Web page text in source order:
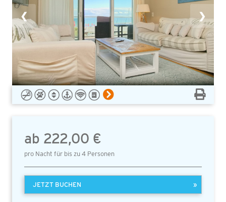
❮ ❯
ab 222,00 €
pro Nacht für bis zu 4 Personen
JETZT BUCHEN »